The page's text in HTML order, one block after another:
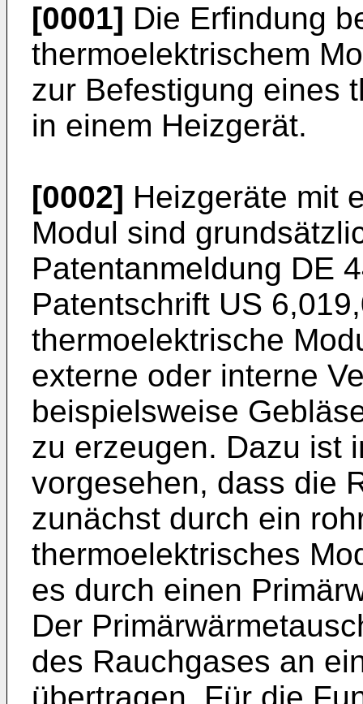
[0001] Die Erfindung
thermoelektrischem
zur Befestigung eines
in einem Heizgerät.
[0002] Heizgeräte mit
Modul sind
Patentanmeldung DE
Patentschrift US
thermoelektrische
externe oder interne
beispielsweise
zu erzeugen. Dazu ist
vorgesehen, dass die
zunächst durch ein
thermoelektrisches
es durch einen
Der
des Rauchgases an